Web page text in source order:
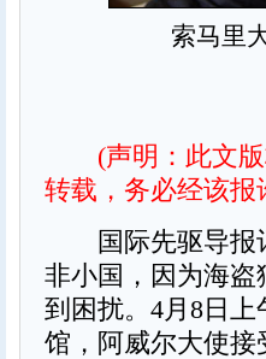
索马里
(声明：此文
转载，务必经该报
国际先驱导报
非小国，因为海
到困扰。4月8日
馆，阿威尔大使